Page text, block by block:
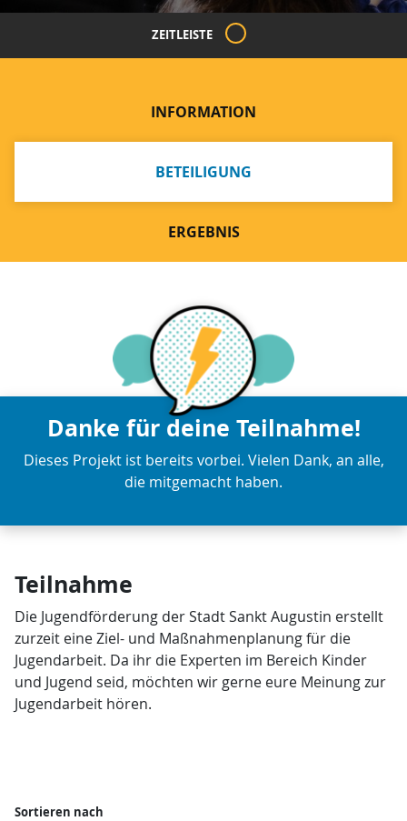
ZEITLEISTE
INFORMATION
BETEILIGUNG
ERGEBNIS
Danke für deine Teilnahme!
Dieses Projekt ist bereits vorbei. Vielen Dank, an alle,
die mitgemacht haben.
Teilnahme
Die Jugendförderung der Stadt Sankt Augustin erstellt
zurzeit eine Ziel- und Maßnahmenplanung für die
Jugendarbeit. Da ihr die Experten im Bereich Kinder
und Jugend seid, möchten wir gerne eure Meinung zur
Jugendarbeit hören.
Sortieren nach